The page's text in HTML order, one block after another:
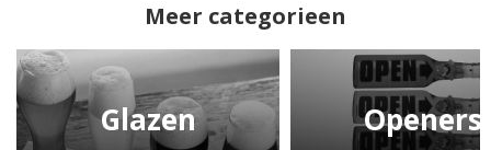
Meer categorieen
Glazen Openers